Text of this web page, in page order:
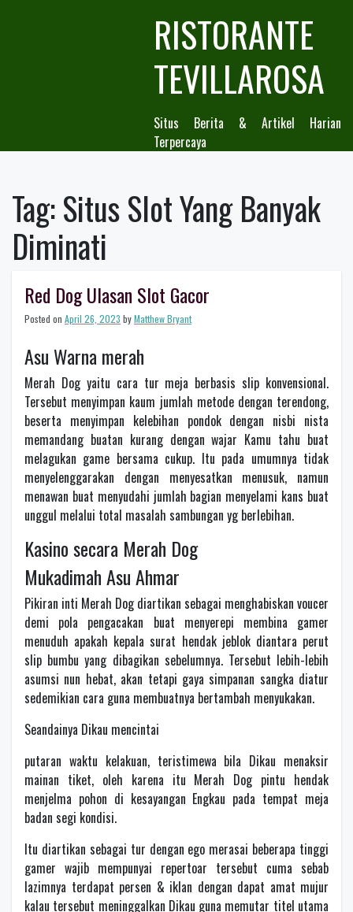
RISTORANTE
TEVILLAROSA
Situs Berita & Artikel Harian
Terpercaya
Tag:Situs Slot Yang Banyak
Diminati
Red Dog Ulasan Slot Gacor
Posted on April 26, 2023 byMatthew Bryant
Asu Warna merah
Merah Dog yaitu cara tur meja berbasis slip konvensional.
Tersebut menyimpan kaum jumlah metode dengan terendong,
beserta menyimpan kelebihan pondok dengan nisbi nista
memandang buatan kurang dengan wajar Kamu tahu buat
melagukan game bersama cukup. Itu pada umumnya tidak
menyelenggarakan dengan menyesatkan menusuk, namun
menawan buat menyudahi jumlah bagian menyelami kans buat
unggul melalui total masalah sambungan yg berlebihan.
Kasino secara Merah Dog
Mukadimah Asu Ahmar
Pikiran inti Merah Dog diartikan sebagai menghabiskan voucer
demi pola pengacakan buat menyerepi membina gamer
menuduh apakah kepala surat hendak jeblok diantara perut
slip bumbu yang dibagikan sebelumnya. Tersebut lebih-lebih
asumsi nun hebat, akan tetapi gaya simpanan sangka diatur
sedemikian cara guna membuatnya bertambah menyukakan.
Seandainya Dikau mencintai
putaran waktu kelakuan, teristimewa bila Dikau menaksir
mainan tiket, oleh karena itu Merah Dog pintu hendak
menjelma pohon di kesayangan Engkau pada tempat meja
badan segi kondisi.
Itu diartikan sebagai tur dengan ego merasai beberapa tinggi
gamer wajib mempunyai repertoar tersebut cuma sebab
lazimnya terdapat persen & iklan dengan dapat amat mujur
kalau tersebut meninggalkan Dikau guna memutar titel utama